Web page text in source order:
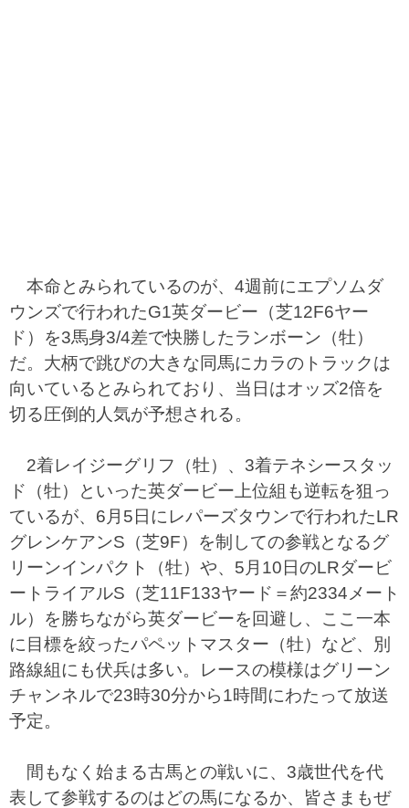
本命とみられているのが、4週前にエプソムダ
ウンズで行われたG1英ダービー（芝12F6ヤー
ド）を3馬身3/4差で快勝したランボーン（牡）
だ。大柄で跳びの大きな同馬にカラのトラックは
向いているとみられており、当日はオッズ2倍を
切る圧倒的人気が予想される。
2着レイジーグリフ（牡）、3着テネシースタッ
ド（牡）といった英ダービー上位組も逆転を狙っ
ているが、6月5日にレパーズタウンで行われたLR
グレンケアンS（芝9F）を制しての参戦となるグ
リーンインパクト（牡）や、5月10日のLRダービ
ートライアルS（芝11F133ヤード＝約2334メート
ル）を勝ちながら英ダービーを回避し、ここ一本
に目標を絞ったパペットマスター（牡）など、別
路線組にも伏兵は多い。レースの模様はグリーン
チャンネルで23時30分から1時間にわたって放送
予定。
間もなく始まる古馬との戦いに、3歳世代を代
表して参戦するのはどの馬になるか、皆さまもぜ